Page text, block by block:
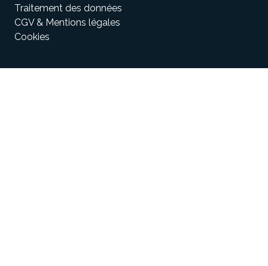
Traitement des données
CGV & Mentions légales
Cookies